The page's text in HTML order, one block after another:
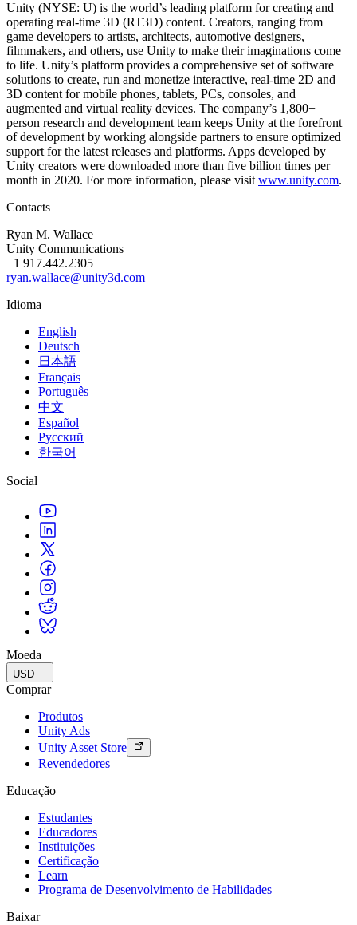
Unity (NYSE: U) is the world’s leading platform for creating and
operating real-time 3D (RT3D) content. Creators, ranging from
game developers to artists, architects, automotive designers,
filmmakers, and others, use Unity to make their imaginations come
to life. Unity’s platform provides a comprehensive set of software
solutions to create, run and monetize interactive, real-time 2D and
3D content for mobile phones, tablets, PCs, consoles, and
augmented and virtual reality devices. The company’s 1,800+
person research and development team keeps Unity at the forefront
of development by working alongside partners to ensure optimized
support for the latest releases and platforms. Apps developed by
Unity creators were downloaded more than five billion times per
month in 2020. For more information, please visit www.unity.com.
Contacts
Ryan M. Wallace
Unity Communications
+1 917.442.2305
ryan.wallace@unity3d.com
Idioma
English
Deutsch
日本語
Français
Português
中文
Español
Русский
한국어
Social
Moeda
USD
Comprar
Produtos
Unity Ads
Unity Asset Store
Revendedores
Educação
Estudantes
Educadores
Instituições
Certificação
Learn
Programa de Desenvolvimento de Habilidades
Baixar